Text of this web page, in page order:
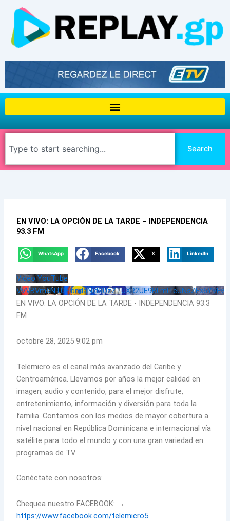
contenu
Search
EN VIVO: LA OPCIÓN DE LA TARDE – INDEPENDENCIA
93.3 FM
WhatsApp Facebook X LinkedIn
Vidéo YouTube
VVVBVm5NTUFjbndaNjdSUzZTUXR2UE9BLmlTeUNsZEx6YVFv
EN VIVO: LA OPCIÓN DE LA TARDE - INDEPENDENCIA 93.3
FM
octobre 28, 2025 9:02 pm
Telemicro es el canal más avanzado del Caribe y
Centroamérica. Llevamos por años la mejor calidad en
imagen, audio y contenido, para el mejor disfrute,
entretenimiento, información y diversión para toda la
familia. Contamos con los medios de mayor cobertura a
nivel nacional en República Dominicana e internacional vía
satélite para todo el mundo y con una gran variedad en
programas de TV.
Conéctate con nosotros:
Chequea nuestro FACEBOOK: →
https://www.facebook.com/telemicro5